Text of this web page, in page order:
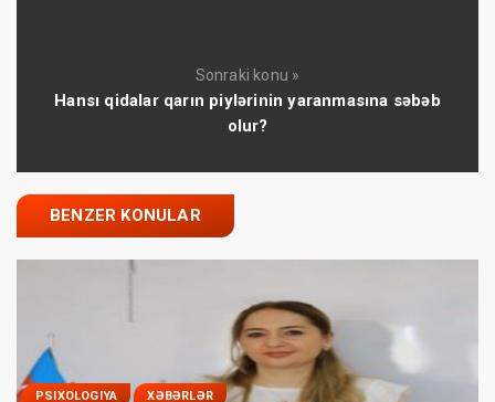
Sonraki konu »
Hansı qidalar qarın piylərinin yaranmasına səbəb
olur?
BENZER KONULAR
PSIXOLOGIYA XƏBƏRLƏR